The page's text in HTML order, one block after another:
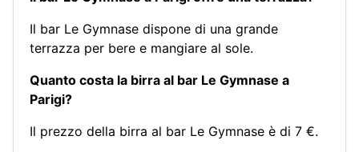
Il bar Le Gymnase dispone di una grande
terrazza per bere e mangiare al sole.
Quanto costa la birra al bar Le Gymnase a
Parigi?
Il prezzo della birra al bar Le Gymnase è di 7 €.